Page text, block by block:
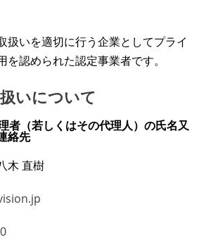
扱いを適切に行う企業としてプライ
を認められた認定事業者です。
いについて
者（若しくはその代理人）の氏名又
絡先
木 直樹